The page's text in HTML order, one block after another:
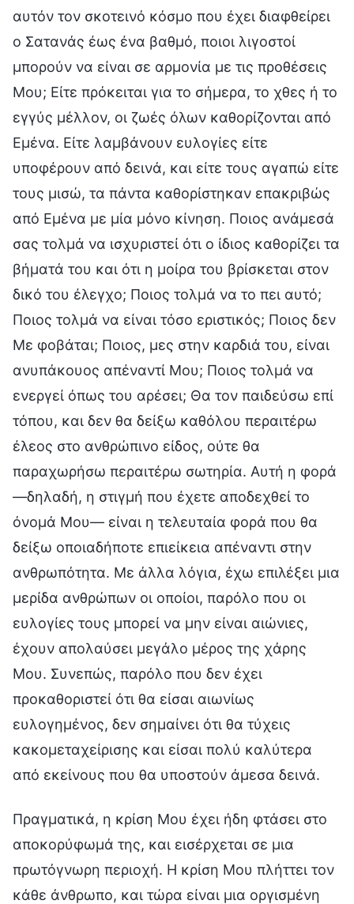
αυτόν τον σκοτεινό κόσμο που έχει διαφθείρει
ο Σατανάς έως ένα βαθμό, ποιοι λιγοστοί
μπορούν να είναι σε αρμονία με τις προθέσεις
Μου; Είτε πρόκειται για το σήμερα, το χθες ή το
εγγύς μέλλον, οι ζωές όλων καθορίζονται από
Εμένα. Είτε λαμβάνουν ευλογίες είτε
υποφέρουν από δεινά, και είτε τους αγαπώ είτε
τους μισώ, τα πάντα καθορίστηκαν επακριβώς
από Εμένα με μία μόνο κίνηση. Ποιος ανάμεσά
σας τολμά να ισχυριστεί ότι ο ίδιος καθορίζει τα
βήματά του και ότι η μοίρα του βρίσκεται στον
δικό του έλεγχο; Ποιος τολμά να το πει αυτό;
Ποιος τολμά να είναι τόσο εριστικός; Ποιος δεν
Με φοβάται; Ποιος, μες στην καρδιά του, είναι
ανυπάκουος απέναντί Μου; Ποιος τολμά να
ενεργεί όπως του αρέσει; Θα τον παιδεύσω επί
τόπου, και δεν θα δείξω καθόλου περαιτέρω
έλεος στο ανθρώπινο είδος, ούτε θα
παραχωρήσω περαιτέρω σωτηρία. Αυτή η φορά
—δηλαδή, η στιγμή που έχετε αποδεχθεί το
όνομά Μου— είναι η τελευταία φορά που θα
δείξω οποιαδήποτε επιείκεια απέναντι στην
ανθρωπότητα. Με άλλα λόγια, έχω επιλέξει μια
μερίδα ανθρώπων οι οποίοι, παρόλο που οι
ευλογίες τους μπορεί να μην είναι αιώνιες,
έχουν απολαύσει μεγάλο μέρος της χάρης
Μου. Συνεπώς, παρόλο που δεν έχει
προκαθοριστεί ότι θα είσαι αιωνίως
ευλογημένος, δεν σημαίνει ότι θα τύχεις
κακομεταχείρισης και είσαι πολύ καλύτερα
από εκείνους που θα υποστούν άμεσα δεινά.
Πραγματικά, η κρίση Μου έχει ήδη φτάσει στο
αποκορύφωμά της, και εισέρχεται σε μια
πρωτόγνωρη περιοχή. Η κρίση Μου πλήττει τον
κάθε άνθρωπο, και τώρα είναι μια οργισμένη